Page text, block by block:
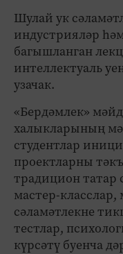
Шулай ук
индустрияләр
багышланган
интеллектуаль
узачак.
«Бердәмлек»
халыкларының
студентлар
проектларны
традицион татар
мастер-
сәламәтлекне
тестлар,
күрсәтү буенча